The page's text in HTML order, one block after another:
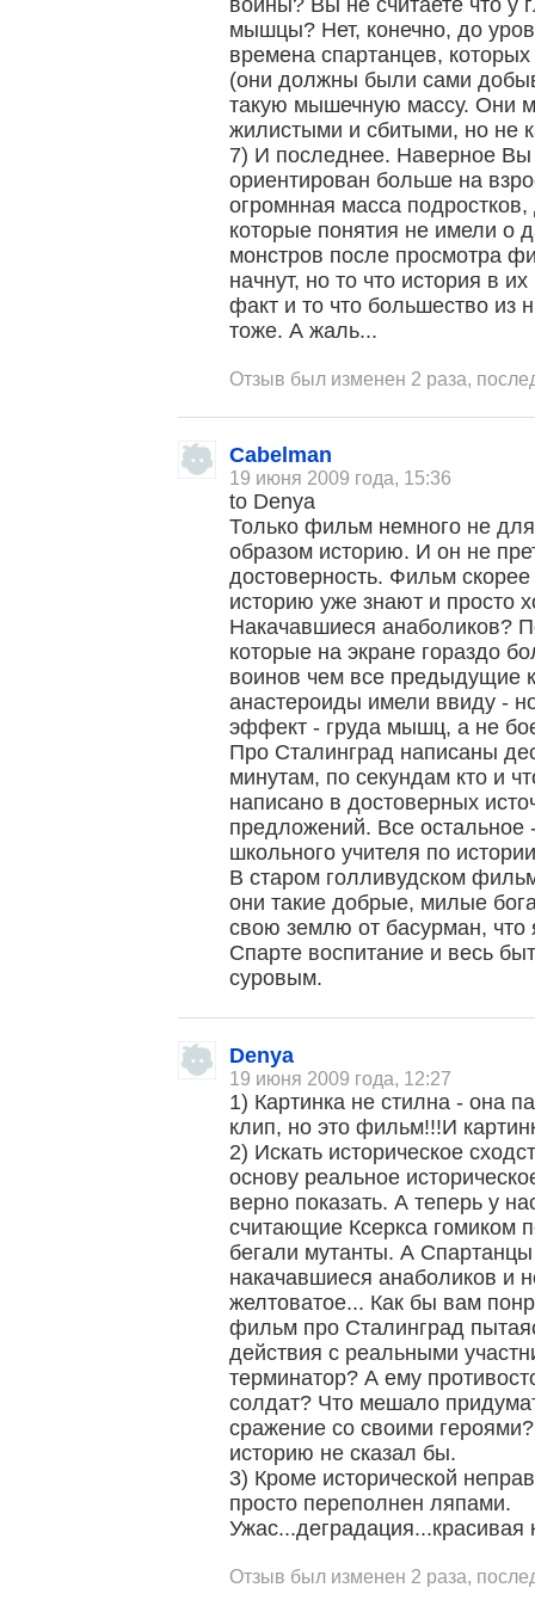
воины? Вы не считаете что у
мышцы? Нет, конечно, до
времена спартанцев,
(они должны были сами
такую мышечную массу. Они
жилистыми и сбитыми, но не
7) И последнее. Наверное
ориентирован больше на
огромнная масса
которые понятия не имели о
монстров после просмотра
начнут, но то что история в
факт и то что большество из
тоже. А жаль...
Отзыв был изменен 2 раза,
Cabelman
19 июня 2009 года, 15:36
to Denya
Только фильм немного не
образом историю. И он не
достоверность. Фильм
историю уже знают и просто
Накачавшиеся анаболиков?
которые на экране гораздо
воинов чем все предыдущие
анастероиды имели ввиду -
эффект - груда мышц, а не
Про Сталинград написаны
минутам, по секундам кто и
написано в достоверных
предложений. Все
школьного учителя по
В старом голливудском
они такие добрые, милые
свою землю от басурман, что
Спарте воспитание и весь
суровым.
Denya
19 июня 2009 года, 12:27
1) Картинка не стилна - она
клип, но это фильм!!!И
2) Искать историческое
основу реальное
верно показать. А теперь у
считающие Ксеркса гомиком
бегали мутанты. А
накачавшиеся анаболиков и
желтоватое... Как бы вам
фильм про Сталинград
действия с реальными
терминатор? А ему
солдат? Что мешало
сражение со своими
историю не сказал бы.
3) Кроме исторической
просто переполнен ляпами.
Ужас...деградация...красивая
Отзыв был изменен 2 раза,